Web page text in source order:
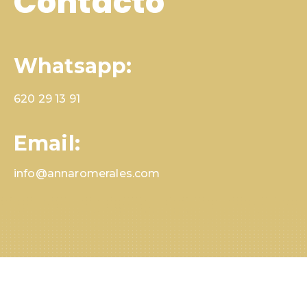
Whatsapp:
620 29 13 91
Email:
info@annaromerales.com